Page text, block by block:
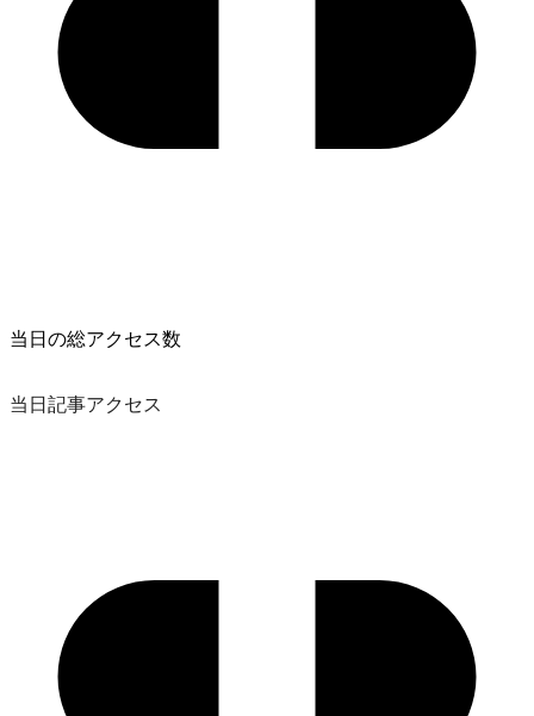
当日の総アクセス数
当日記事アクセス